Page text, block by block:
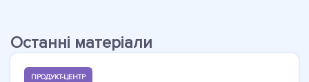
Останні матеріали
ПРОДУКТ-ЦЕНТР